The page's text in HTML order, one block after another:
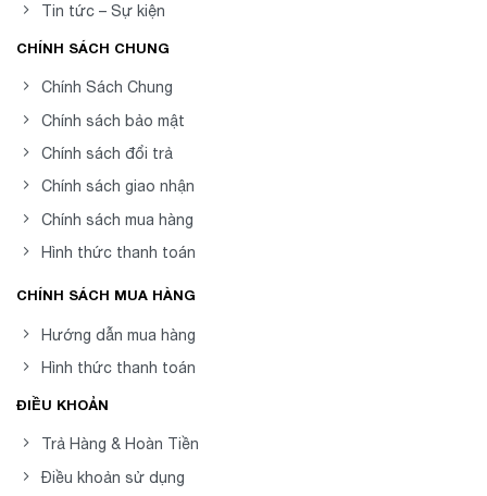
Tin tức – Sự kiện
CHÍNH SÁCH CHUNG
Chính Sách Chung
Chính sách bảo mật
Chính sách đổi trả
Chính sách giao nhận
Chính sách mua hàng
Hình thức thanh toán
CHÍNH SÁCH MUA HÀNG
Hướng dẫn mua hàng
Hình thức thanh toán
ĐIỀU KHOẢN
Trả Hàng & Hoàn Tiền
Điều khoản sử dụng